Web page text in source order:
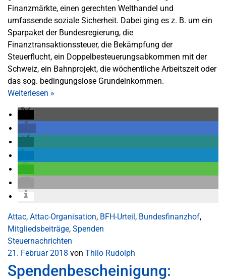
Finanzmärkte, einen gerechten Welthandel und
umfassende soziale Sicherheit. Dabei ging es z. B. um ein
Sparpaket der Bundesregierung, die
Finanztransaktionssteuer, die Bekämpfung der
Steuerflucht, ein Doppelbesteuerungsabkommen mit der
Schweiz, ein Bahnprojekt, die wöchentliche Arbeitszeit oder
das sog. bedingungslose Grundeinkommen.
Weiterlesen »
Attac, Attac-Organisation, BFH-Urteil, Bundesfinanzhof,
Mitgliedsbeiträge, Spenden
Steuernachrichten
21. Februar 2018 von Thilo Rudolph
Spendenbescheinigung: